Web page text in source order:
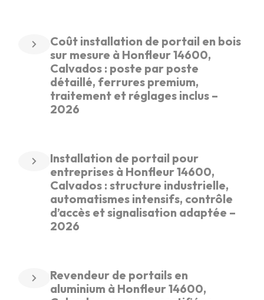
Coût installation de portail en bois
sur mesure à Honfleur 14600,
Calvados : poste par poste
détaillé, ferrures premium,
traitement et réglages inclus –
2026
Installation de portail pour
entreprises à Honfleur 14600,
Calvados : structure industrielle,
automatismes intensifs, contrôle
d’accès et signalisation adaptée –
2026
Revendeur de portails en
aluminium à Honfleur 14600,